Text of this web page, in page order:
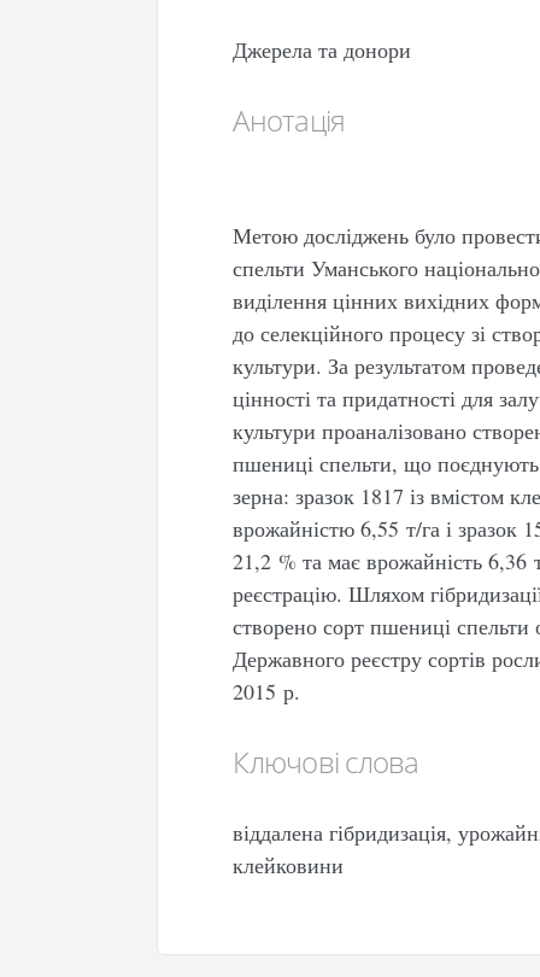
Джерела та донори
Анотація
Метою досліджень було
спельти Уманського
виділення цінних вихідних
до селекційного процесу зі
культури. За результатом
цінності та придатності для
культури проаналізовано
пшениці спельти, що поєднують
зерна: зразок 1817 із вмістом
врожайністю 6,55 т/га і зразок
21,2 % та має врожайність 6,36
реєстрацію. Шляхом
створено сорт пшениці
Державного реєстру сортів
2015 р.
Ключові слова
віддалена гібридизація,
клейковини